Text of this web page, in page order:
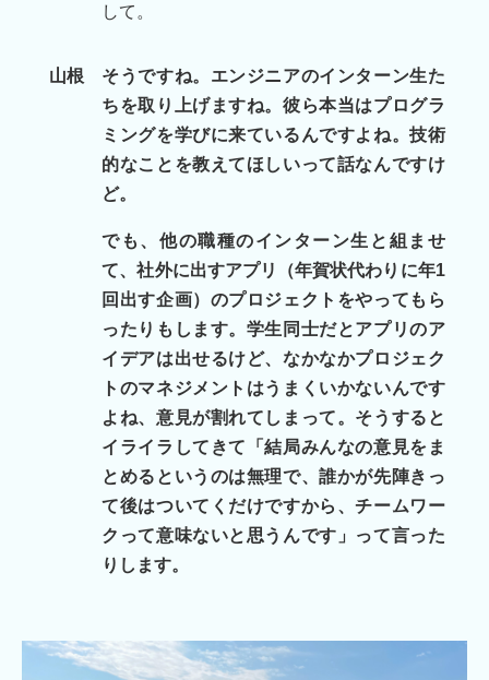
して。
山根
そうですね。エンジニアのインターン生た
ちを取り上げますね。彼ら本当はプログラ
ミングを学びに来ているんですよね。技術
的なことを教えてほしいって話なんですけ
ど。
でも、他の職種のインターン生と組ませ
て、社外に出すアプリ（年賀状代わりに年1
回出す企画）のプロジェクトをやってもら
ったりもします。学生同士だとアプリのア
イデアは出せるけど、なかなかプロジェク
トのマネジメントはうまくいかないんです
よね、意見が割れてしまって。そうすると
イライラしてきて「結局みんなの意見をま
とめるというのは無理で、誰かが先陣きっ
て後はついてくだけですから、チームワー
クって意味ないと思うんです」って言った
りします。